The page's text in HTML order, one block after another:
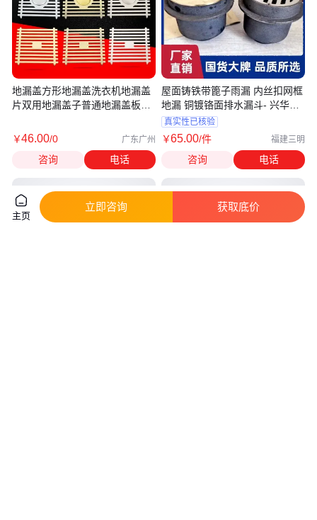
地漏盖方形地漏盖洗衣机地漏盖
片双用地漏盖子普通地漏盖板正
￥46.00/0 广东广州
咨询 电话
屋面铸铁带篦子雨漏 内丝扣网框
地漏 铜镀铬面排水漏斗- 兴华铁
铸件
真实性已核验
￥65.00/件 福建三明
咨询 电话
主页
立即咨询 获取底价